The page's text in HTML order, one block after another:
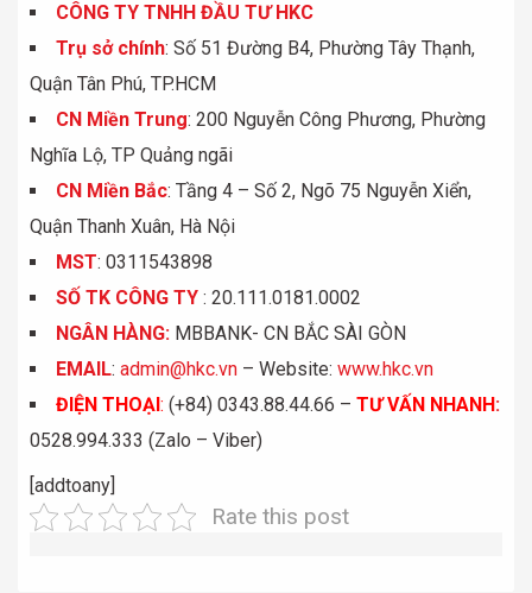
CÔNG TY TNHH ĐẦU TƯ HKC
Trụ sở chính: Số 51 Đường B4, Phường Tây Thạnh,
Quận Tân Phú, TP.HCM
CN Miền Trung: 200 Nguyễn Công Phương, Phường
Nghĩa Lộ, TP Quảng ngãi
CN Miền Bắc: Tầng 4 – Số 2, Ngõ 75 Nguyễn Xiển,
Quận Thanh Xuân, Hà Nội
MST: 0311543898
SỐ TK CÔ NG TY : 20.111.0181.0002
NGÂN HÀNG: MBBANK- CN BẮC SÀI GÒN
EMAIL: admin@hkc.vn – Website: www.hkc.vn
ĐIỆN THOẠI : (+84) 0343.88.44.66 – TƯ VẤN NHANH :
0528.994.333 (Zalo – Viber)
[addtoany]
Rate this post